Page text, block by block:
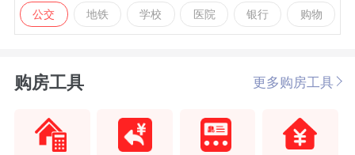
公交 地铁 学校 医院 银行 购物
购房工具 更多购房工具